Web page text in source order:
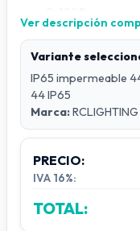
Estroboscópico
1-20 veces/
Ángulo del haz
15° / 25° / 35° /
Pantalla
Digital
Automático /
Ver descripción
Variante
IP65 impermeable
44 IP65
Marca:RCLIGHTING
PRECIO:
IVA 16%:
TOTAL: